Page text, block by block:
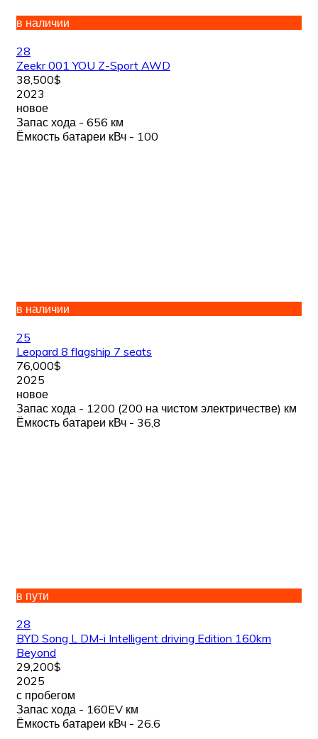
в наличии
28
Zeekr 001 YOU Z-Sport AWD
38,500$
2023
новое
Запас хода - 656 км
Ёмкость батареи кВч - 100
в наличии
25
Leopard 8 flagship 7 seats
76,000$
2025
новое
Запас хода - 1200 (200 на чистом электричестве) км
Ёмкость батареи кВч - 36,8
в пути
28
BYD Song L DM-i Intelligent driving Edition 160km
Beyond
29,200$
2025
с пробегом
Запас хода - 160EV км
Ёмкость батареи кВч - 26.6